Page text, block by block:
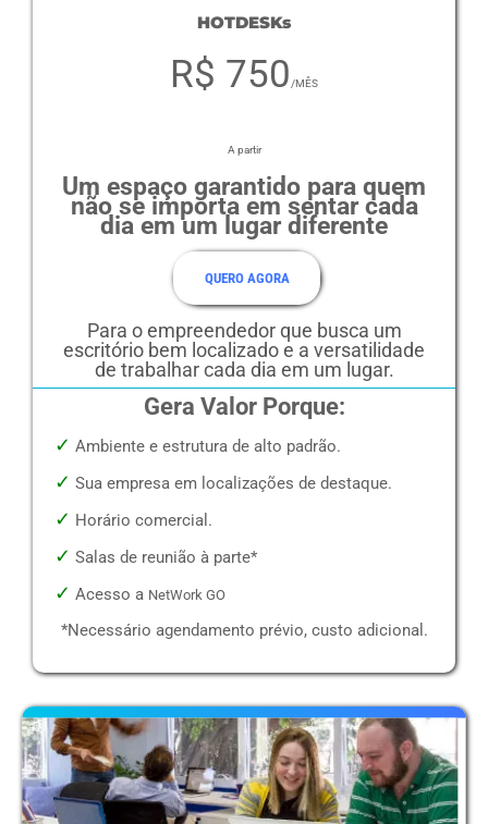
HOTDESKs
R$ 750/MÊS
A partir
Um espaço garantido para quem
não se importa em sentar cada
dia em um lugar diferente
QUERO AGORA
Para o empreendedor que busca um
escritório bem localizado e a versatilidade
de trabalhar cada dia em um lugar.
Gera Valor Porque:
✓ Ambiente e estrutura de alto padrão.
✓ Sua empresa em localizações de destaque.
✓ Horário comercial.
✓ Salas de reunião à parte*
✓ Acesso a NetWork GO
*Necessário agendamento prévio, custo adicional.